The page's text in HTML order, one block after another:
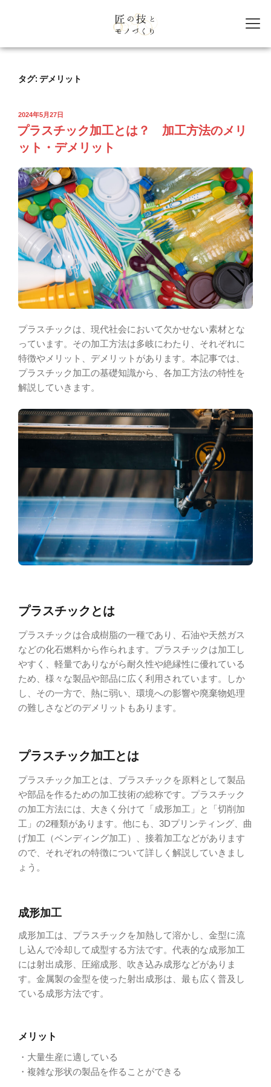
タグ: デメリット
2024年5月27日
プラスチック加工とは？ 加工方法のメリ
ット・デメリット
プラスチックは、現代社会において欠かせない素材とな
っています。その加工方法は多岐にわたり、それぞれに
特徴やメリット、デメリットがあります。本記事では、
プラスチック加工の基礎知識から、各加工方法の特性を
解説していきます。
プラスチックとは
プラスチックは合成樹脂の一種であり、石油や天然ガス
などの化石燃料から作られます。プラスチックは加工し
やすく、軽量でありながら耐久性や絶縁性に優れている
ため、様々な製品や部品に広く利用されています。しか
し、その一方で、熱に弱い、環境への影響や廃棄物処理
の難しさなどのデメリットもあります。
プラスチック加工とは
プラスチック加工とは、プラスチックを原料として製品
や部品を作るための加工技術の総称です。プラスチック
の加工方法には、大きく分けて「成形加工」と「切削加
工」の2種類があります。他にも、3Dプリンティング、曲
げ加工（ベンディング加工）、接着加工などがあります
ので、それぞれの特徴について詳しく解説していきまし
ょう。
成形加工
成形加工は、プラスチックを加熱して溶かし、金型に流
し込んで冷却して成型する方法です。代表的な成形加工
には射出成形、圧縮成形、吹き込み成形などがありま
す。金属製の金型を使った射出成形は、最も広く普及し
ている成形方法です。
メリット
・大量生産に適している
・複雑な形状の製品を作ることができる